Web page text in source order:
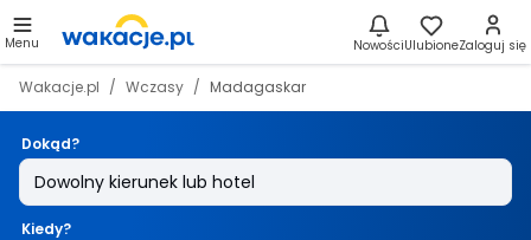
Menu NowościUlubioneZaloguj się
Wakacje.pl Wczasy Madagaskar
Dokąd?
Kiedy?